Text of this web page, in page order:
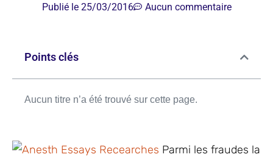
Publié le 25/03/2016 Aucun commentaire
Points clés
Aucun titre n’a été trouvé sur cette page.
Parmi les fraudes la